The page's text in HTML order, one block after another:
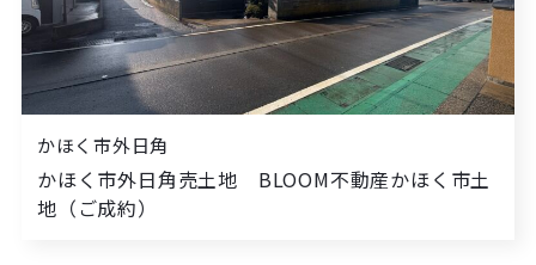
かほく市外日角
かほく市外日角売土地 BLOOM不動産かほく市土
地（ご成約）